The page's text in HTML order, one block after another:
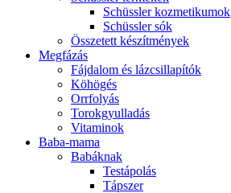
Schüssler kozmetikumok
Schüssler sók
Összetett készítmények
Megfázás
Fájdalom és lázcsillapítók
Köhögés
Orrfolyás
Torokgyulladás
Vitaminok
Baba-mama
Babáknak
Testápolás
Tápszer